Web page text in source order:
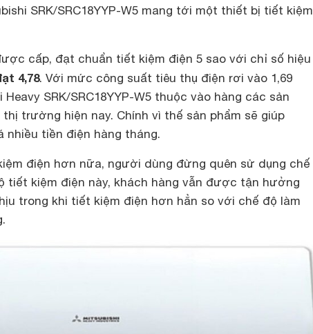
SRK/SRC18YYP-W5 mang tới một thiết bị tiết kiệm
cấp, đạt chuẩn tiết kiệm điện 5 sao với chỉ số hiệu
4,78. Với mức công suất tiêu thụ điện rơi vào 1,69
Heavy SRK/SRC18YYP-W5 thuộc vào hàng các sản
trường hiện nay. Chính vì thế sản phẩm sẽ giúp
nhiều tiền điện hàng tháng.
điện hơn nữa, người dùng đừng quên sử dụng chế
tiết kiệm điện này, khách hàng vẫn được tận hưởng
trong khi tiết kiệm điện hơn hẳn so với chế độ làm